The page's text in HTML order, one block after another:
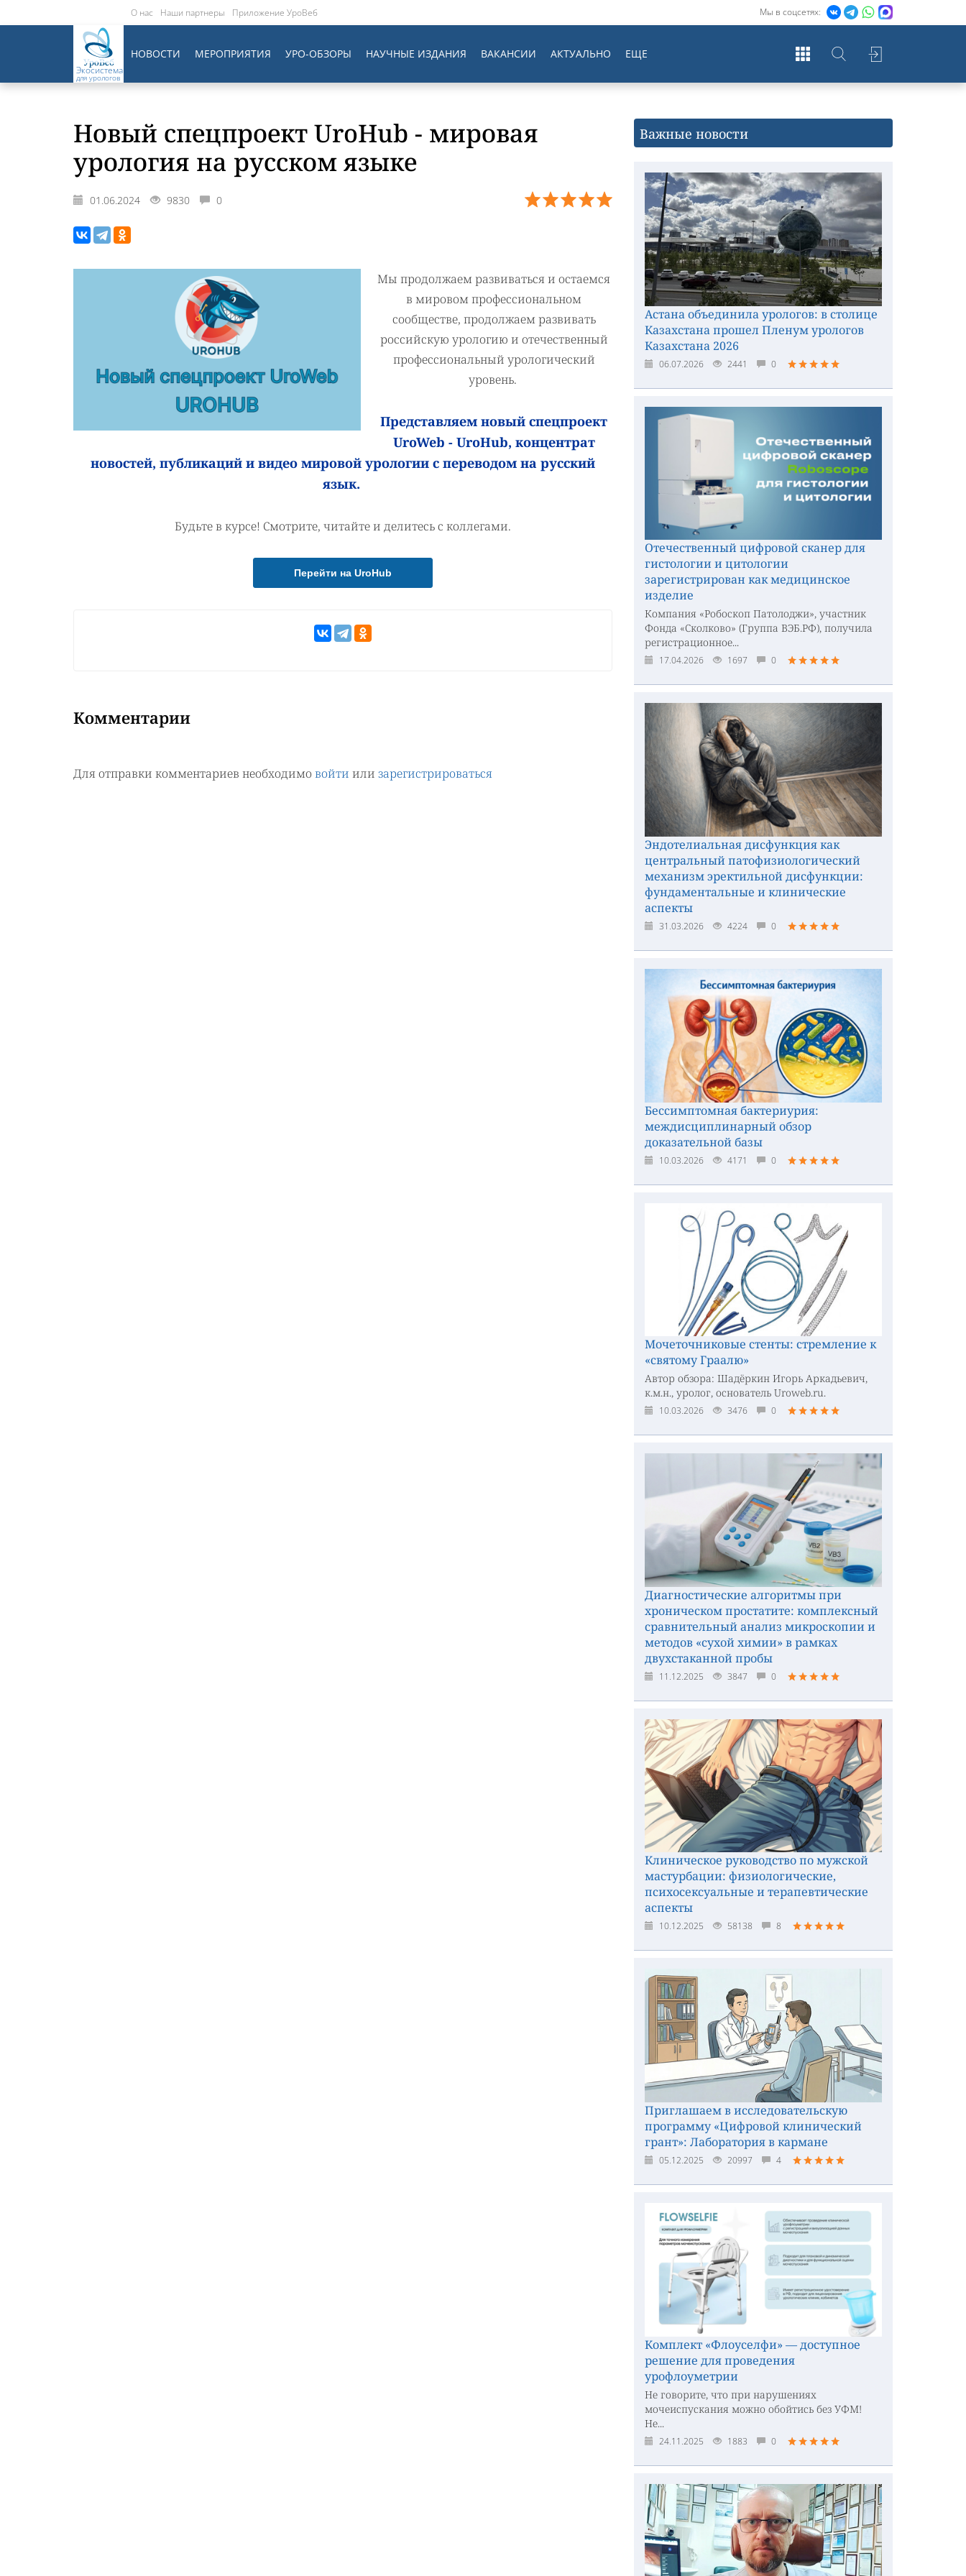
Мы в соцсетях:
О нас Наши партнеры Приложение УроВеб
Экосистема
для урологов
НОВОСТИ МЕРОПРИЯТИЯ УРО-ОБЗОРЫ НАУЧНЫЕ ИЗДАНИЯ ВАКАНСИИ АКТУАЛЬНО ЕЩЕ
Новый спецпроект UroHub - мировая
урология на русском языке
01.06.2024 9830 0
Мы продолжаем развиваться и остаемся
в мировом профессиональном
сообществе, продолжаем развивать
российскую урологию и отечественный
профессиональный урологический
уровень.
Представляем новый спецпроект
UroWeb - UroHub, концентрат
новостей, публикаций и видео мировой урологии с переводом на русский
язык.
Будьте в курсе! Смотрите, читайте и делитесь с коллегами.
Перейти на UroHub
Комментарии
Для отправки комментариев необходимо войти или зарегистрироваться
Важные новости
Астана объединила урологов: в столице
Казахстана прошел Пленум урологов
Казахстана 2026
06.07.2026 2441 0
Отечественный цифровой сканер для
гистологии и цитологии
зарегистрирован как медицинское
изделие
Компания «Робоскоп Патолоджи», участник
Фонда «Сколково» (Группа ВЭБ.РФ), получила
регистрационное...
17.04.2026 1697 0
Эндотелиальная дисфункция как
центральный патофизиологический
механизм эректильной дисфункции:
фундаментальные и клинические
аспекты
31.03.2026 4224 0
Бессимптомная бактериурия:
междисциплинарный обзор
доказательной базы
10.03.2026 4171 0
Мочеточниковые стенты: стремление к
«святому Граалю»
Автор обзора: Шадёркин Игорь Аркадьевич,
к.м.н., уролог, основатель Uroweb.ru.
10.03.2026 3476 0
Диагностические алгоритмы при
хроническом простатите: комплексный
сравнительный анализ микроскопии и
методов «сухой химии» в рамках
двухстаканной пробы
11.12.2025 3847 0
Клиническое руководство по мужской
мастурбации: физиологические,
психосексуальные и терапевтические
аспекты
10.12.2025 58138 8
Приглашаем в исследовательскую
программу «Цифровой клинический
грант»: Лаборатория в кармане
05.12.2025 20997 4
Комплект «Флоуселфи» — доступное
решение для проведения
урофлоуметрии
Не говорите, что при нарушениях
мочеиспускания можно обойтись без УФМ!
Не...
24.11.2025 1883 0